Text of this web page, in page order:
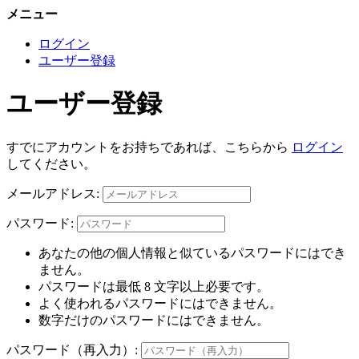
メニュー
ログイン
ユーザー登録
ユーザー登録
すでにアカウントをお持ちであれば、こちらから ログイン
してください。
メールアドレス:
パスワード:
あなたの他の個人情報と似ているパスワードにはでき
ません。
パスワードは最低 8 文字以上必要です。
よく使われるパスワードにはできません。
数字だけのパスワードにはできません。
パスワード（再入力）: